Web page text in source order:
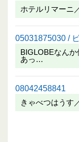
ホテルリマーニ
05031875030 /
BIGLOBEなん
あっ…
08042458841
きゃべつはうす